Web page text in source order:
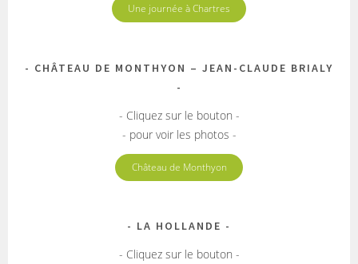
Une journée à Chartres
CHÂTEAU DE MONTHYON – JEAN-CLAUDE BRIALY
- Cliquez sur le bouton -
- pour voir les photos -
Château de Monthyon
LA HOLLANDE
- Cliquez sur le bouton -